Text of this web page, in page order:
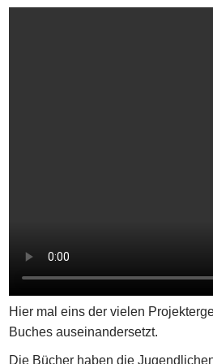
Hier mal eins der vielen
Buches auseinandersetzt.
Die Bücher haben die